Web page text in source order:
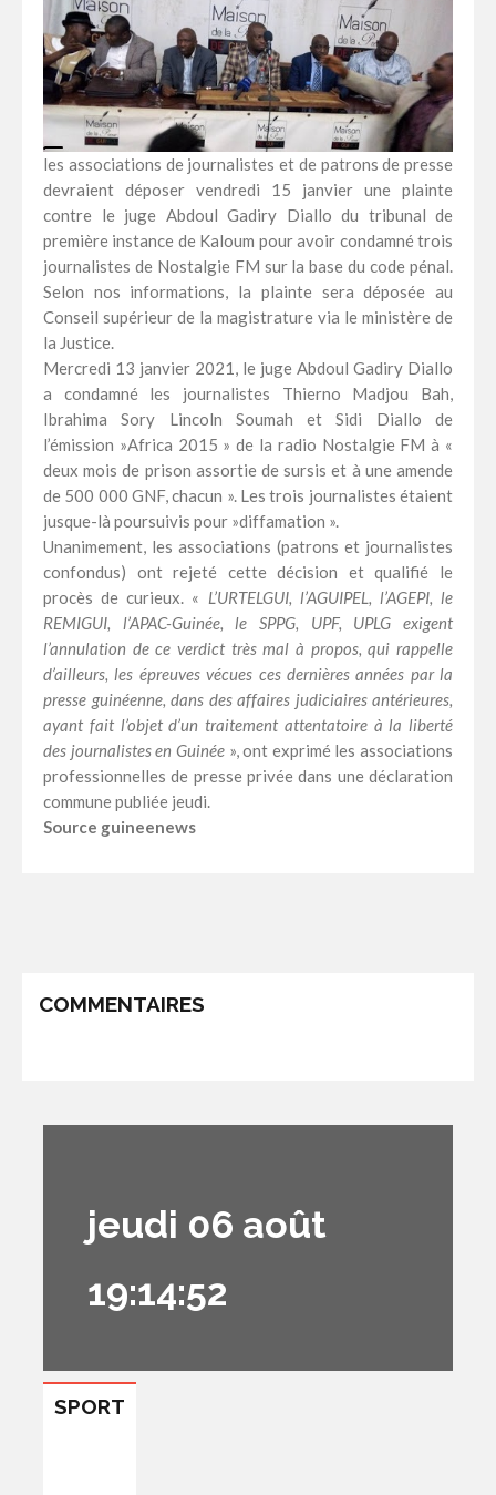
les associations de journalistes et de patrons de presse
devraient déposer vendredi 15 janvier une plainte
contre le juge Abdoul Gadiry Diallo du tribunal de
première instance de Kaloum pour avoir condamné trois
journalistes de Nostalgie FM sur la base du code pénal.
Selon nos informations, la plainte sera déposée au
Conseil supérieur de la magistrature via le ministère de
la Justice.
Mercredi 13 janvier 2021, le juge Abdoul Gadiry Diallo
a condamné les journalistes Thierno Madjou Bah,
Ibrahima Sory Lincoln Soumah et Sidi Diallo de
l’émission »Africa 2015 » de la radio Nostalgie FM à «
deux mois de prison assortie de sursis et à une amende
de 500 000 GNF, chacun ». Les trois journalistes étaient
jusque-là poursuivis pour »diffamation ».
Unanimement, les associations (patrons et journalistes
confondus) ont rejeté cette décision et qualifié le
procès de curieux. « L’URTELGUI, l’AGUIPEL, l’AGEPI, le
REMIGUI, l’APAC-Guinée, le SPPG, UPF, UPLG exigent
l’annulation de ce verdict très mal à propos, qui rappelle
d’ailleurs, les épreuves vécues ces dernières années par la
presse guinéenne, dans des affaires judiciaires antérieures,
ayant fait l’objet d’un traitement attentatoire à la liberté
des journalistes en Guinée», ont exprimé les associations
professionnelles de presse privée dans une déclaration
commune publiée jeudi.
Source guineenews
COMMENTAIRES
jeudi 06 août
19:14:52
SPORT